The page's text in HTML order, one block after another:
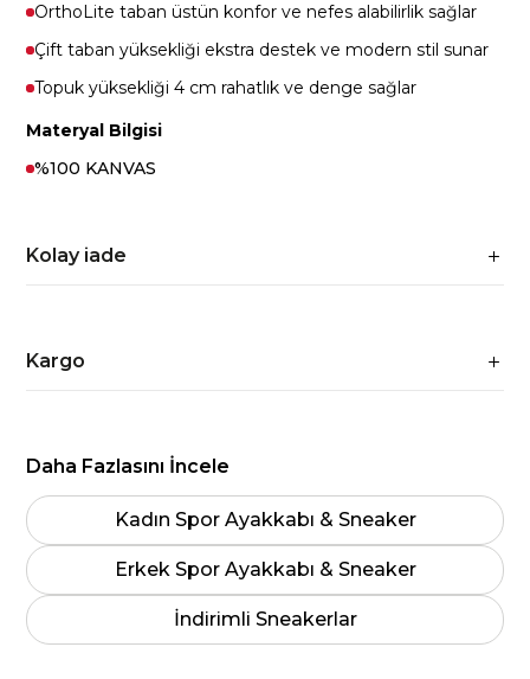
OrthoLite taban üstün konfor ve nefes alabilirlik sağlar
Çift taban yüksekliği ekstra destek ve modern stil sunar
Topuk yüksekliği 4 cm rahatlık ve denge sağlar
Materyal Bilgisi
%100 KANVAS
Kolay iade
Kargo
Daha Fazlasını İncele
Kadın Spor Ayakkabı & Sneaker
Erkek Spor Ayakkabı & Sneaker
İndirimli Sneakerlar